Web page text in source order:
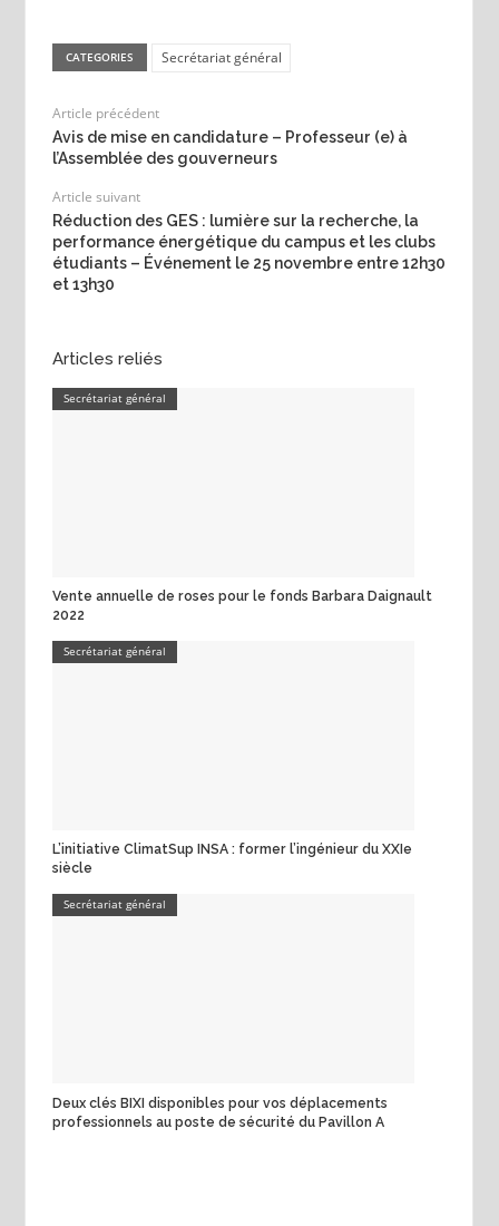
CATEGORIES Secrétariat général
Article précédent
Avis de mise en candidature – Professeur (e) à
l’Assemblée des gouverneurs
Article suivant
Réduction des GES : lumière sur la recherche, la
performance énergétique du campus et les clubs
étudiants – Événement le 25 novembre entre 12h30
et 13h30
Articles reliés
Secrétariat général
Vente annuelle de roses pour le fonds Barbara Daignault
2022
Secrétariat général
L’initiative ClimatSup INSA : former l’ingénieur du XXIe
siècle
Secrétariat général
Deux clés BIXI disponibles pour vos déplacements
professionnels au poste de sécurité du Pavillon A